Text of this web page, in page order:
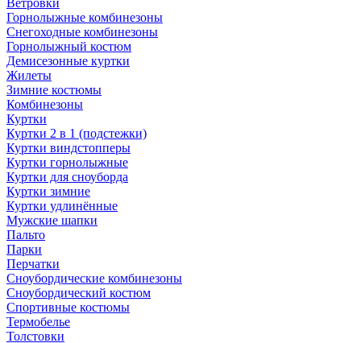
Ветровки
Горнолыжные комбинезоны
Снегоходные комбинезоны
Горнолыжный костюм
Демисезонные куртки
Жилеты
Зимние костюмы
Комбинезоны
Куртки
Куртки 2 в 1 (подстежки)
Куртки виндстопперы
Куртки горнолыжные
Куртки для сноуборда
Куртки зимние
Куртки удлинённые
Мужские шапки
Пальто
Парки
Перчатки
Сноубордические комбинезоны
Сноубордический костюм
Спортивные костюмы
Термобелье
Толстовки